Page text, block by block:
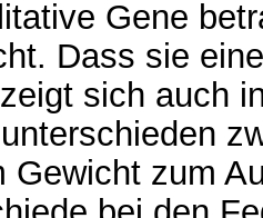
Gene
Dass sie
sich auch
Gewicht zum